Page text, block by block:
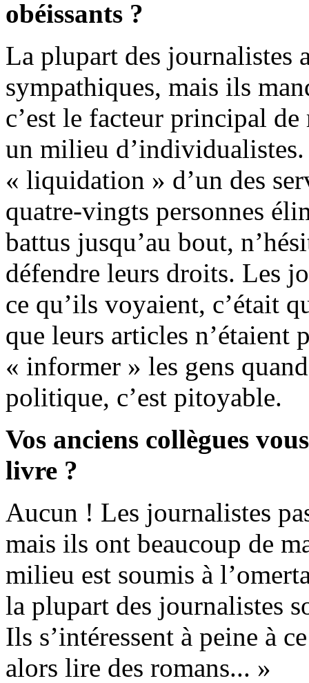
obéissants ?
La plupart des journalistes
sympathiques, mais ils
c’est le facteur principal
un milieu d’individualistes.
« liquidation » d’un des
quatre‑vingts personnes
battus jusqu’au bout,
défendre leurs droits. Les
ce qu’ils voyaient, c’était
que leurs articles
« informer » les gens
politique, c’est pitoyable.
Vos anciens collègues
livre ?
Aucun ! Les journalistes
mais ils ont beaucoup de
milieu est soumis à
la plupart des journalistes
Ils s’intéressent à peine à
alors lire des romans... »